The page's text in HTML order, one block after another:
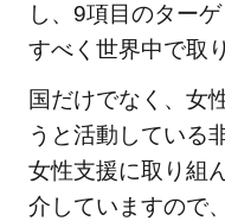
し、9項目のター
すべく世界中で取
国だけでなく、女
うと活動している
女性支援に取り組
介していますので